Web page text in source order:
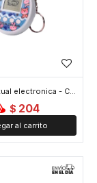
Mascota virtual electronica - Celeste
$ 204